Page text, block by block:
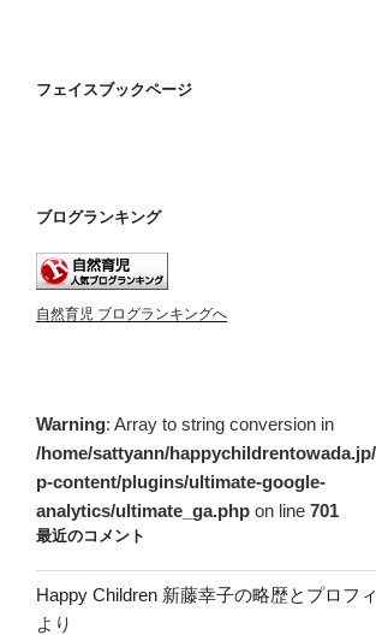
フェイスブックページ
ブログランキング
自然育児 ブログランキングへ
Warning: Array to string conversion in
/home/sattyann/
p-content/plugins/ultimate-google-
analytics/ultimate_ga.php on line 701
最近のコメント
Happy Children 新藤幸子の略歴とプロフ
より